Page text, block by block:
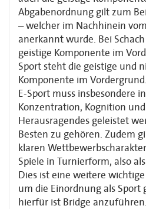
Abgabenordnung gilt zum
– welcher im Nachhinein
anerkannt wurde. Bei
geistige Komponente im
Sport steht die geistige und
Komponente im
E-Sport muss insbesondere
Konzentration, Kognition
Herausragendes geleistet
Besten zu gehören. Zudem
klaren
Spiele in Turnierform, also
Dies ist eine weitere
um die Einordnung als Sport
hierfür ist Bridge